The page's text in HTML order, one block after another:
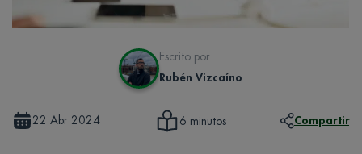
Escrito por
Rubén Vizcaíno
22 Abr 2024 6 minutos Compartir